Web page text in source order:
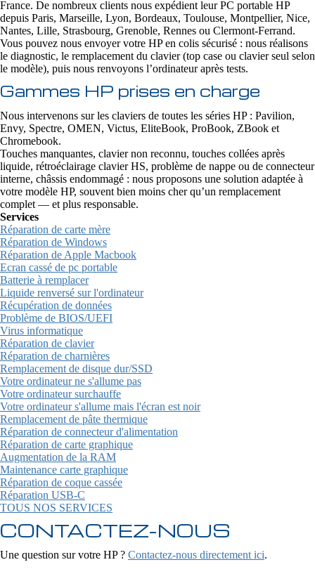
France. De nombreux clients nous expédient leur PC portable HP
depuis Paris, Marseille, Lyon, Bordeaux, Toulouse, Montpellier, Nice,
Nantes, Lille, Strasbourg, Grenoble, Rennes ou Clermont-Ferrand.
Vous pouvez nous envoyer votre HP en colis sécurisé : nous réalisons
le diagnostic, le remplacement du clavier (top case ou clavier seul selon
le modèle), puis nous renvoyons l’ordinateur après tests.
Gammes HP prises en charge
Nous intervenons sur les claviers de toutes les séries HP : Pavilion,
Envy, Spectre, OMEN, Victus, EliteBook, ProBook, ZBook et
Chromebook.
Touches manquantes, clavier non reconnu, touches collées après
liquide, rétroéclairage clavier HS, problème de nappe ou de connecteur
interne, châssis endommagé : nous proposons une solution adaptée à
votre modèle HP, souvent bien moins cher qu’un remplacement
complet — et plus responsable.
Services
Réparation de carte mère
Réparation de Windows
Réparation de Apple Macbook
Ecran cassé de pc portable
Batterie à remplacer
Liquide renversé sur l'ordinateur
Récupération de données
Problème de BIOS/UEFI
Virus informatique
Réparation de clavier
Réparation de charnières
Remplacement de disque dur/SSD
Votre ordinateur ne s'allume pas
Votre ordinateur surchauffe
Votre ordinateur s'allume mais l'écran est noir
Remplacement de pâte thermique
Réparation de connecteur d'alimentation
Réparation de carte graphique
Augmentation de la RAM
Maintenance carte graphique
Réparation de coque cassée
Réparation USB-C
TOUS NOS SERVICES
CONTACTEZ-NOUS
Une question sur votre HP ? Contactez-nous directement ici.